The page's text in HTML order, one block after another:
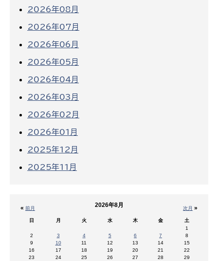
2026年08月
2026年07月
2026年06月
2026年05月
2026年04月
2026年03月
2026年02月
2026年01月
2025年12月
2025年11月
« 前月 次月 »
2026年8月
日 月 火 水 木 金
土
1
2
3 4 5 6 7
8
9
10 11 12 13 14
15
16
17 18 19 20 21
22
23
24 25 26 27 28
29